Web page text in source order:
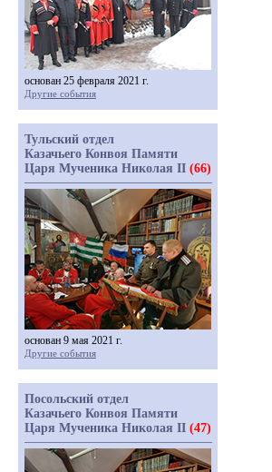
основан 25 февраля 2021 г.
Другие события
Тульский отдел
Казачьего Конвоя Памяти
Царя Мученика Николая II (66)
основан 9 мая 2021 г.
Другие события
Посольский отдел
Казачьего Конвоя Памяти
Царя Мученика Николая II (47)